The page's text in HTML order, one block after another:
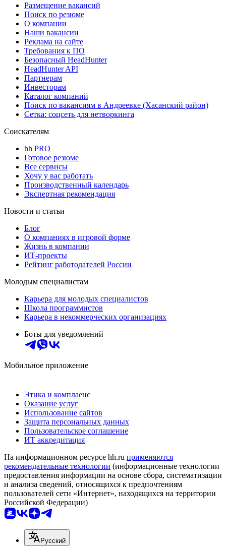
Размещение вакансий
Поиск по резюме
О компании
Наши вакансии
Реклама на сайте
Требования к ПО
Безопасный HeadHunter
HeadHunter API
Партнерам
Инвесторам
Каталог компаний
Поиск по вакансиям в Андреевке (Хасанский район)
Сетка: соцсеть для нетворкинга
Соискателям
hh PRO
Готовое резюме
Все сервисы
Хочу у вас работать
Производственный календарь
Экспертная рекомендация
Новости и статьи
Блог
О компаниях в игровой форме
Жизнь в компании
ИТ-проекты
Рейтинг работодателей России
Молодым специалистам
Карьера для молодых специалистов
Школа программистов
Карьера в некоммерческих организациях
Боты для уведомлений
Мобильное приложение
Этика и комплаенс
Оказание услуг
Использование сайтов
Защита персональных данных
Пользовательское соглашение
ИТ аккредитация
На информационном ресурсе hh.ru применяются
рекомендательные технологии (информационные технологии
предоставления информации на основе сбора, систематизации
и анализа сведений, относящихся к предпочтениям
пользователей сети «Интернет», находящихся на территории
Российской Федерации)
Русский